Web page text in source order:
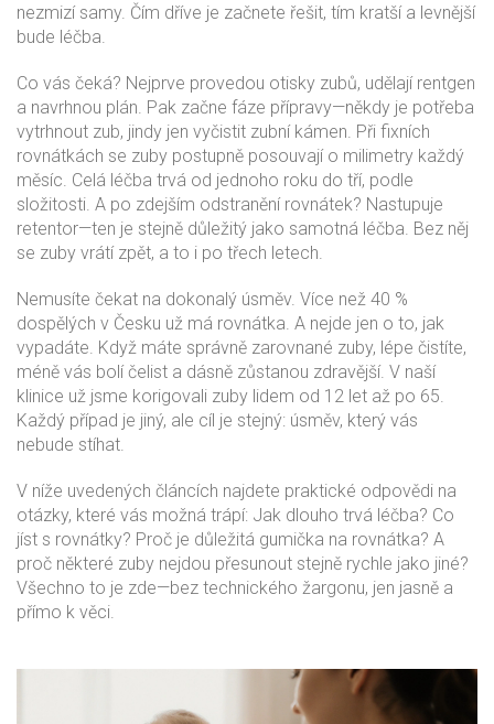
nezmizí samy. Čím dříve je začnete řešit, tím kratší a levnější
bude léčba.
Co vás čeká? Nejprve provedou otisky zubů, udělají rentgen
a navrhnou plán. Pak začne fáze přípravy—někdy je potřeba
vytrhnout zub, jindy jen vyčistit zubní kámen. Při fixních
rovnátkách se zuby postupně posouvají o milimetry každý
měsíc. Celá léčba trvá od jednoho roku do tří, podle
složitosti. A po zdejším odstranění rovnátek? Nastupuje
retentor—ten je stejně důležitý jako samotná léčba. Bez něj
se zuby vrátí zpět, a to i po třech letech.
Nemusíte čekat na dokonalý úsměv. Více než 40 %
dospělých v Česku už má rovnátka. A nejde jen o to, jak
vypadáte. Když máte správně zarovnané zuby, lépe čistíte,
méně vás bolí čelist a dásně zůstanou zdravější. V naší
klinice už jsme korigovali zuby lidem od 12 let až po 65.
Každý případ je jiný, ale cíl je stejný: úsměv, který vás
nebude stíhat.
V níže uvedených článcích najdete praktické odpovědi na
otázky, které vás možná trápí: Jak dlouho trvá léčba? Co
jíst s rovnátky? Proč je důležitá gumička na rovnátka? A
proč některé zuby nejdou přesunout stejně rychle jako jiné?
Všechno to je zde—bez technického žargonu, jen jasně a
přímo k věci.